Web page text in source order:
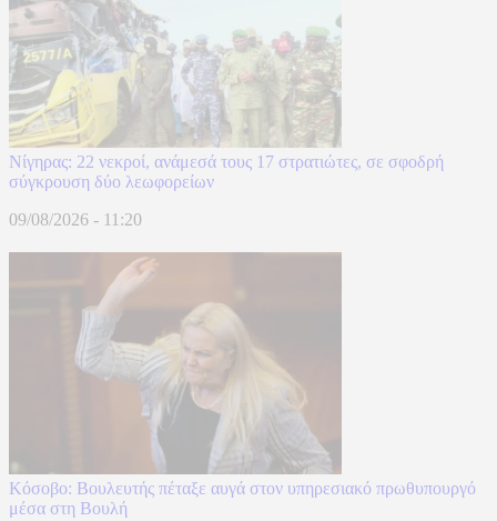
Νίγηρας: 22 νεκροί, ανάμεσά τους 17 στρατιώτες, σε σφοδρή
σύγκρουση δύο λεωφορείων
09/08/2026 - 11:20
Κόσοβο: Βουλευτής πέταξε αυγά στον υπηρεσιακό πρωθυπουργό
μέσα στη Βουλή